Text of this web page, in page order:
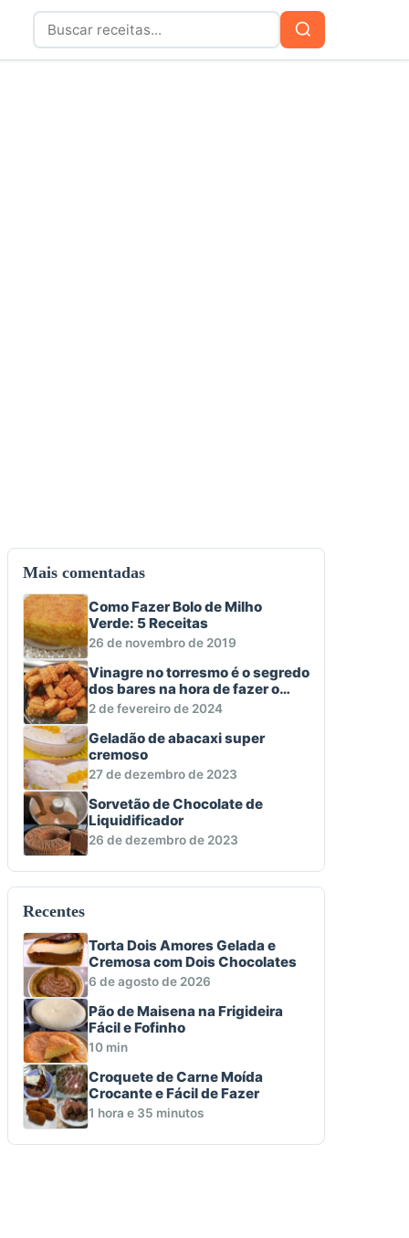
Buscar
por:
Buscar
Mais comentadas
Como Fazer Bolo de Milho
Verde: 5 Receitas
26 de novembro de 2019
Vinagre no torresmo é o segredo
dos bares na hora de fazer o
aperitivo macio e crocante
2 de fevereiro de 2024
Geladão de abacaxi super
cremoso
27 de dezembro de 2023
Sorvetão de Chocolate de
Liquidificador
26 de dezembro de 2023
Recentes
Torta Dois Amores Gelada e
Cremosa com Dois Chocolates
6 de agosto de 2026
Pão de Maisena na Frigideira
Fácil e Fofinho
10 min
Croquete de Carne Moída
Crocante e Fácil de Fazer
1 hora e 35 minutos